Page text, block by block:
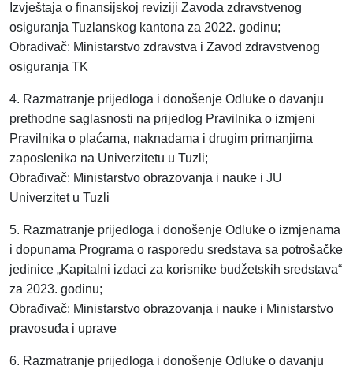
Izvještaja o finansijskoj reviziji Zavoda zdravstvenog
osiguranja Tuzlanskog kantona za 2022. godinu;
Obrađivač: Ministarstvo zdravstva i Zavod zdravstvenog
osiguranja TK
4. Razmatranje prijedloga i donošenje Odluke o davanju
prethodne saglasnosti na prijedlog Pravilnika o izmjeni
Pravilnika o plaćama, naknadama i drugim primanjima
zaposlenika na Univerzitetu u Tuzli;
Obrađivač: Ministarstvo obrazovanja i nauke i JU
Univerzitet u Tuzli
5. Razmatranje prijedloga i donošenje Odluke o izmjenama
i dopunama Programa o rasporedu sredstava sa potrošačke
jedinice „Kapitalni izdaci za korisnike budžetskih sredstava“
za 2023. godinu;
Obrađivač: Ministarstvo obrazovanja i nauke i Ministarstvo
pravosuđa i uprave
6. Razmatranje prijedloga i donošenje Odluke o davanju